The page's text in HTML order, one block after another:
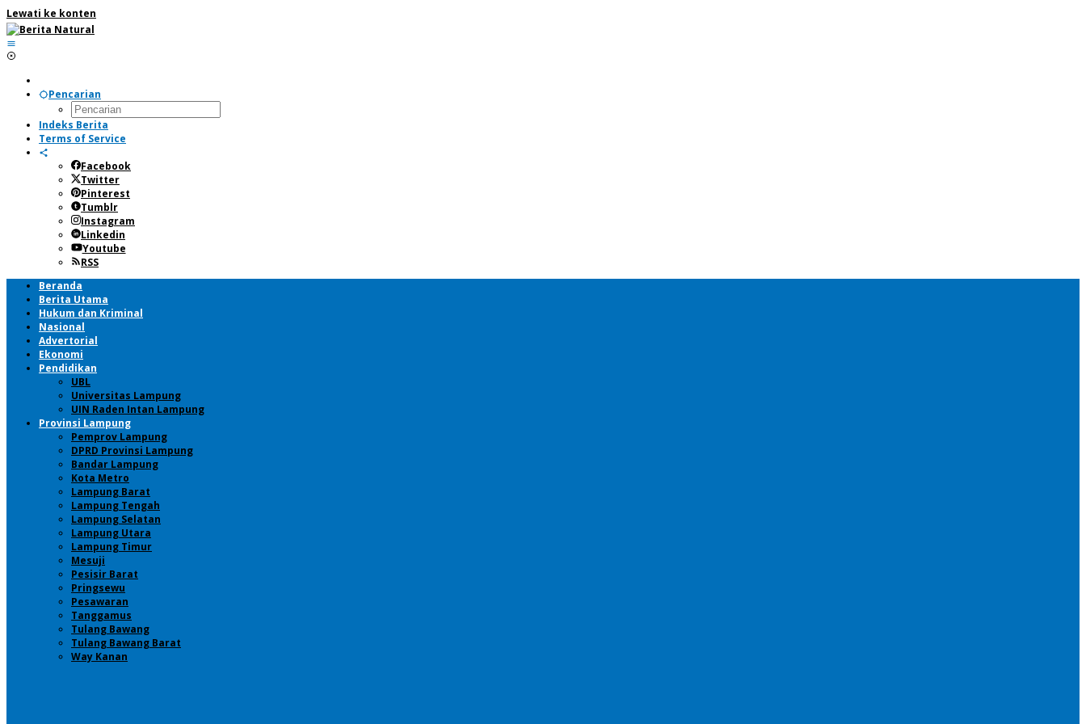
Lewati ke konten
Pencarian
Indeks Berita
Terms of Service
Facebook
Twitter
Pinterest
Tumblr
Instagram
Linkedin
Youtube
RSS
Beranda
Berita Utama
Hukum dan Kriminal
Nasional
Advertorial
Ekonomi
Pendidikan
UBL
Universitas Lampung
UIN Raden Intan Lampung
Provinsi Lampung
Pemprov Lampung
DPRD Provinsi Lampung
Bandar Lampung
Kota Metro
Lampung Barat
Lampung Tengah
Lampung Selatan
Lampung Utara
Lampung Timur
Mesuji
Pesisir Barat
Pringsewu
Pesawaran
Tanggamus
Tulang Bawang
Tulang Bawang Barat
Way Kanan